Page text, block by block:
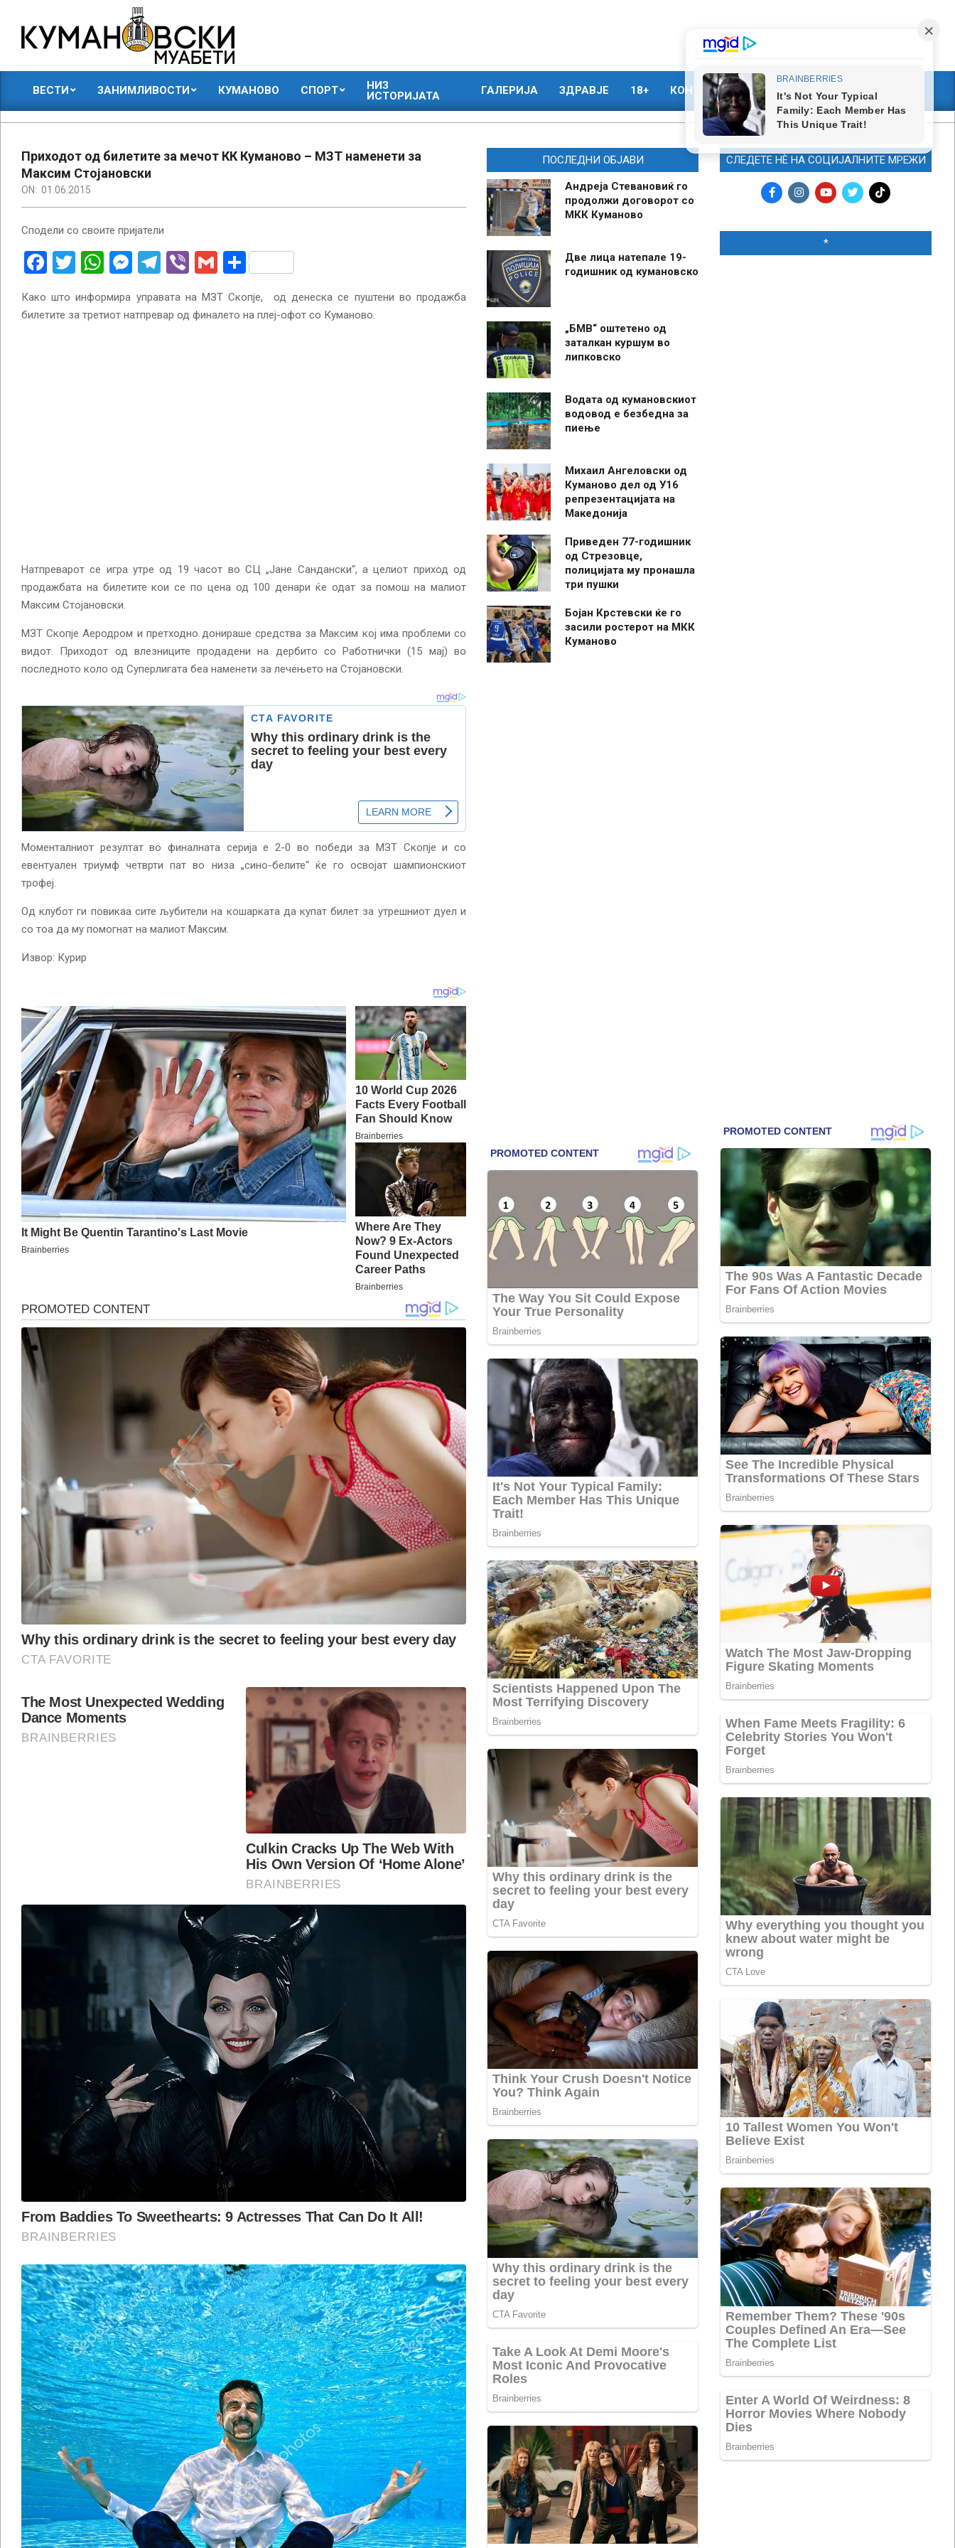
content
КУМАНОВСКИ
МУАБЕТИ
ВЕСТИ ЗАНИМЛИВОСТИ КУМАНОВО СПОРТ
НИЗ
ИСТОРИЈАТА
ГАЛЕРИЈА ЗДРАВЈЕ 18+ КОНТАКТ МАРКЕТИНГ
Приходот од билетите за мечот КК Куманово – МЗТ наменети за
Максим Стојановски
ON: 01.06.2015
Сподели со своите пријатели
Facebook
Twitter
WhatsApp
Messenger
Telegram
ViberGmailShare
Како што информира управата на МЗТ Скопје, од денеска се пуштени во продажба
билетите за третиот натпревар од финалето на плеј-офот со Куманово.
Натпреварот се игра утре од 19 часот во СЦ „Јане Сандански“, а целиот приход од
продажбата на билетите кои се по цена од 100 денари ќе одат за помош на малиот
Максим Стојановски.
МЗТ Скопје Аеродром и претходно донираше средства за Максим кој има проблеми со
видот. Приходот од влезниците продадени на дербито со Работнички (15 мај) во
последното коло од Суперлигата беа наменети за лечењето на Стојановски.
Моменталниот резултат во финалната серија е 2-0 во победи за МЗТ Скопје и со
евентуален триумф четврти пат во низа „сино-белите“ ќе го освојат шампионскиот
трофеј.
Од клубот ги повикаа сите љубители на кошарката да купат билет за утрешниот дуел и
со тоа да му помогнат на малиот Максим.
Извор: Курир
ПОСЛЕДНИ ОБЈАВИ
Андреја Стевановиќ го
продолжи договорот со
МКК Куманово
Две лица натепале 19-
годишник од кумановско
„БМВ“ оштетено од
заталкан куршум во
липковско
Водата од кумановскиот
водовод е безбедна за
пиење
Михаил Ангеловски од
Куманово дел од У16
репрезентацијата на
Македонија
Приведен 77-годишник
од Стрезовце,
полицијата му пронашла
три пушки
Бојан Крстевски ќе го
засили ростерот на МКК
Куманово
СЛЕДЕТЕ НЀ НА СОЦИЈАЛНИТЕ МРЕЖИ
*